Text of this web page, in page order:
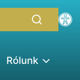
Rólunk